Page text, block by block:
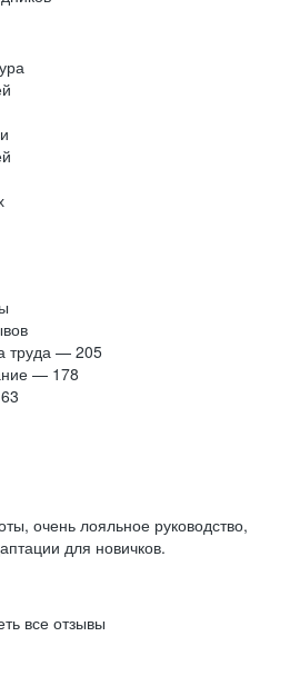
труда — 205
— 178
очень лояльное руководство,
для новичков.
все отзывы